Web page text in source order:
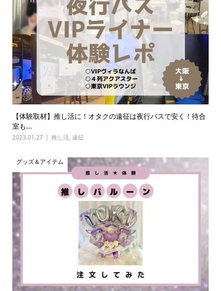
【体験取材】推し活に！オタクの遠征は夜行バスで安く！待合
室も...
2023.01.27 推し活, 遠征
グッズ＆アイテム